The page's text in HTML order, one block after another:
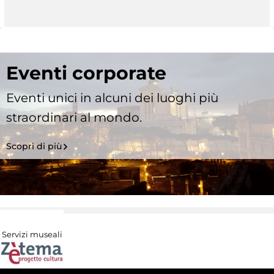
Eventi corporate
Eventi unici in alcuni dei luoghi più
straordinari al mondo.
Scopri di più
Servizi museali